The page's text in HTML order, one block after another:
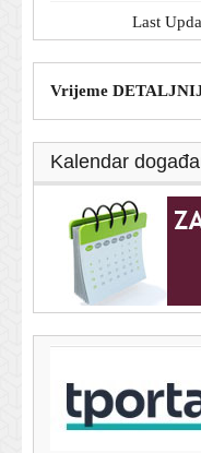
Last
Vrijeme
Kalendar
Što će biti s
otkrio u četiri riječi